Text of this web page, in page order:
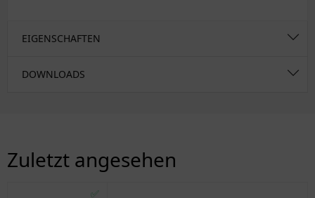
EIGENSCHAFTEN
DOWNLOADS
Zuletzt angesehen
✅